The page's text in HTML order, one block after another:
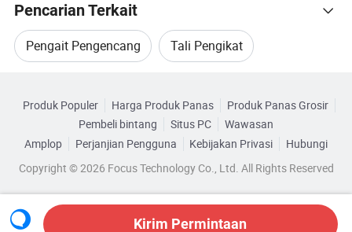
banyak perangkat keras pengangkut
lainnya.
Keunggulan kami
2. pengalaman manufaktur & ekspor selama 34 tahun
STANDAR ASTM 3. JIS, ISO, BS, DIN
4. Pengiriman cepat & MOQ lebih sedikit
5 . Barang-barang yang dijual profesional
Pencarian Terkait
Pengait Pengencang Tali Pengikat
Pengikat Galvanis Pengikat Yang Ditempa
Telusuri menurut Kategori
Produk Populer Harga Produk Panas
Produk Panas Grosir
Pembeli bintang
Situs PC
Wawasan
Amplop
Perjanjian Pengguna Kebijakan Privasi
Hubungi
Copyright © 2026 Focus Technology Co., Ltd. All Rights Reserved
Kirim Permintaan